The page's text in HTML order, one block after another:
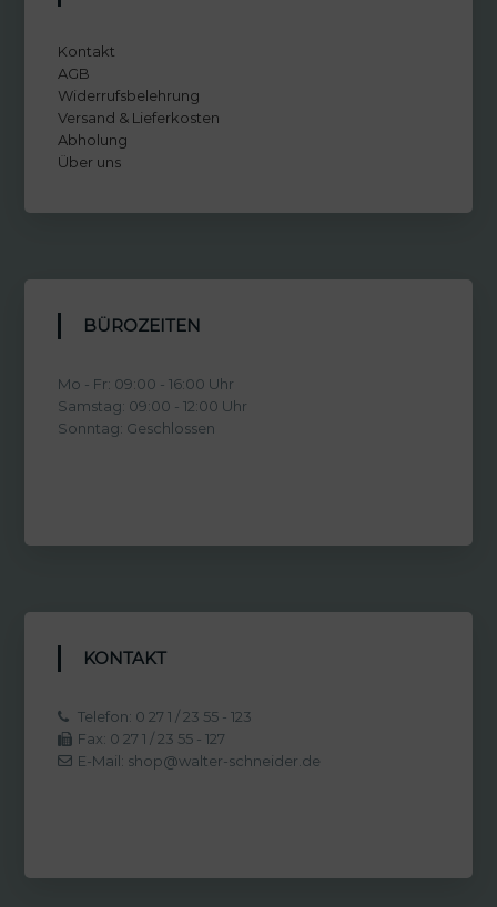
Kontakt
AGB
Widerrufsbelehrung
Versand & Lieferkosten
Abholung
Über uns
BÜROZEITEN
Mo - Fr: 09:00 - 16:00 Uhr
Samstag: 09:00 - 12:00 Uhr
Sonntag: Geschlossen
KONTAKT
Telefon: 0 27 1 / 23 55 - 123
Fax: 0 27 1 / 23 55 - 127
E-Mail: shop@walter-schneider.de